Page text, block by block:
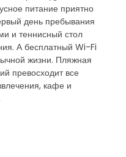
питание приятно
день пребывания
и теннисный стол
А бесплатный Wi-Fi
жизни. Пляжная
превосходит все
кафе и